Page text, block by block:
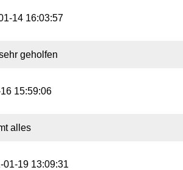
14 16:03:57
geholfen
15:59:06
alles
01-19 13:09:31